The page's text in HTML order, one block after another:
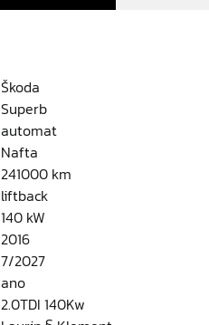
Škoda
Superb
automat
Nafta
241000 km
liftback
140 kW
2016
7/2027
ano
2.0TDI 140Kw